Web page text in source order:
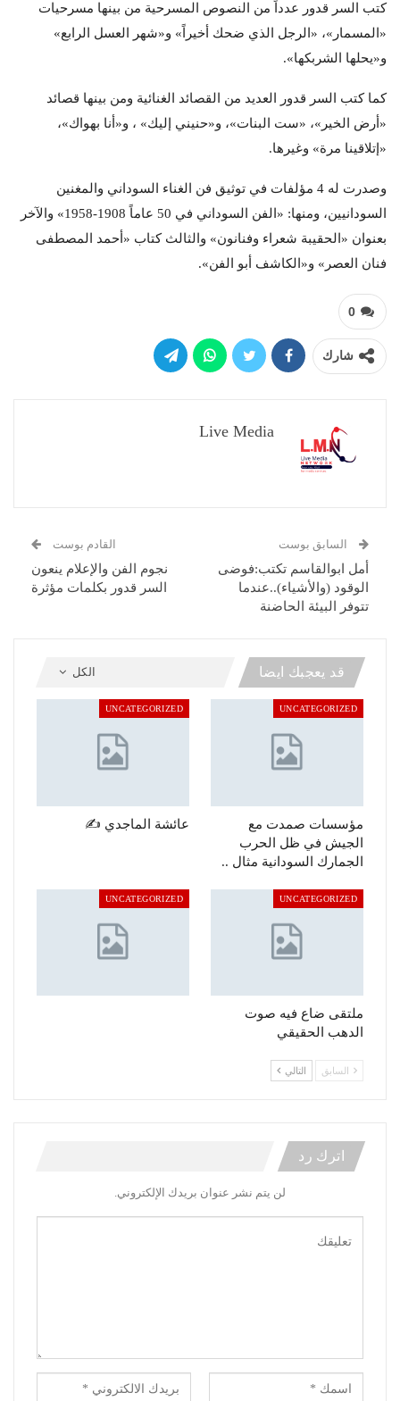
كتب السر قدور عدداً من النصوص المسرحية من بينها مسرحيات
«المسمار»، «الرجل الذي ضحك أخيراً» و«شهر العسل الرابع»
و«يحلها الشربكها».
كما كتب السر قدور العديد من القصائد الغنائية ومن بينها قصائد
«أرض الخير»، «ست البنات»، و«حنيني إليك» ، و«أنا بهواك»،
«إتلاقينا مرة» وغيرها.
وصدرت له 4 مؤلفات في توثيق فن الغناء السوداني والمغنين
السودانيين، ومنها: «الفن السوداني في 50 عاماً 1908-1958» والآخر
بعنوان «الحقيبة شعراء وفنانون» والثالث كتاب «أحمد المصطفى
فنان العصر» و«الكاشف أبو الفن».
0
شارك
Live Media
السابق بوست
أمل ابوالقاسم تكتب:فوضى
الوقود (والأشياء)..عندما
تتوفر البيئة الحاضنة
القادم بوست
نجوم الفن والإعلام ينعون
السر قدور بكلمات مؤثرة
الكل قد يعجبك ايضا
UNCATEGORIZED
مؤسسات صمدت مع
الجيش في ظل الحرب
الجمارك السودانية مثال ..
UNCATEGORIZED
عائشة الماجدي ✍️
UNCATEGORIZED
ملتقى ضاع فيه صوت
الدهب الحقيقي
UNCATEGORIZED
السابق التالي
اترك رد
لن يتم نشر عنوان بريدك الإلكتروني.